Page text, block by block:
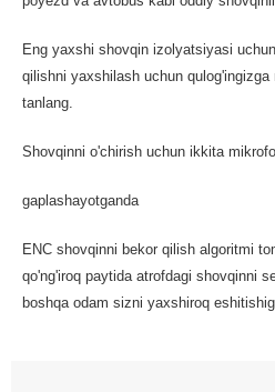
Eng yaxshi shovqin izolyatsiyasi
qilishni yaxshilash uchun
tanlang.
Shovqinni o'chirish uchun ikkita
gaplashayotganda
ENC shovqinni bekor qilish algoritmi
qo'ng'iroq paytida atrofdagi shovqinni
boshqa odam sizni yaxshiroq